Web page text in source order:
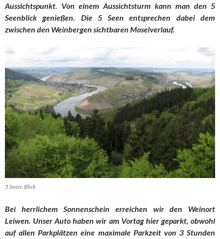
Aussichtspunkt. Von einem Aussichtsturm kann man den 5
Seenblick genießen. Die 5 Seen entsprechen dabei dem
zwischen den Weinbergen sichtbaren Moselverlauf.
5 Seen- Blick
Bei herrlichem Sonnenschein erreichen wir den Weinort
Leiwen. Unser Auto haben wir am Vortag hier geparkt, obwohl
auf allen Parkplätzen eine maximale Parkzeit von 3 Stunden